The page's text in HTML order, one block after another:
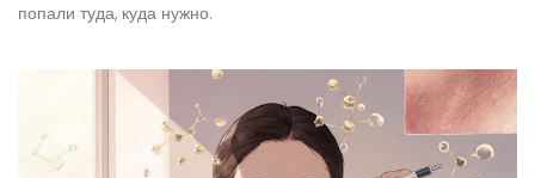
попали туда, куда нужно.